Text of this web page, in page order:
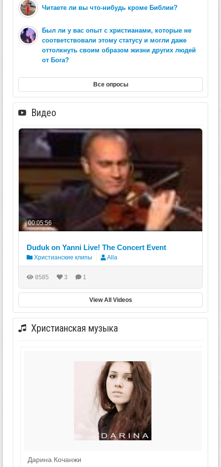
Читаете ли вы что-нибудь кроме Библии?
Был ли у вас опыт с христианами, которые не
соответствовали этому статусу и могли даже
оттолкнуть своим образом жизни других людей
от Бога?
Все опросы
Видео
00:05:56
Duduk on Yanni Live! The Concert Event
Христианские клипы Alla
8585 3 1
View All Videos
Христианская музыка
Дарина Кочанжи